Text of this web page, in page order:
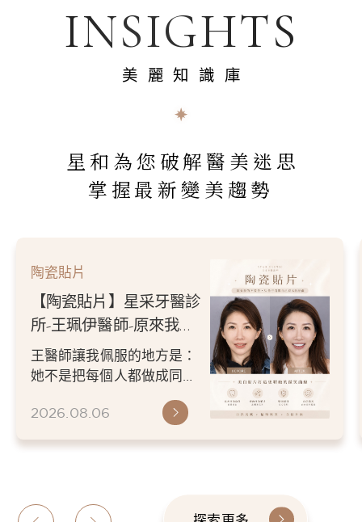
INSIGHTS
美麗知識庫
星和為您破解醫美迷思
掌握最新變美趨勢
陶瓷貼片
【陶瓷貼片】星采牙醫診
所-王珮伊醫師-原來我的
不愛笑，只是不喜歡自己
原本的牙齒
王醫師讓我佩服的地方是：
她不是把每個人都做成同一
更適合自己的樣子。 現...
2026.08.06